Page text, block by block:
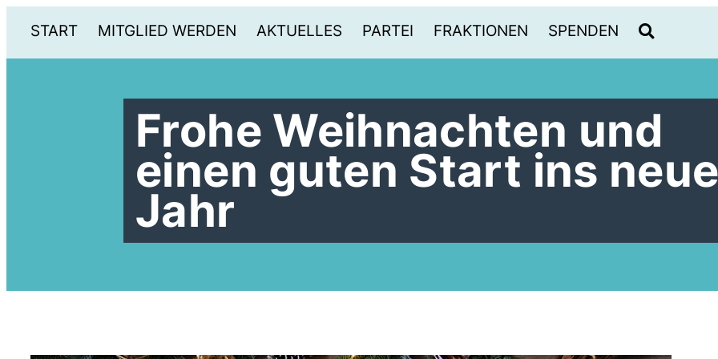
START MITGLIED WERDEN AKTUELLES PARTEI FRAKTIONEN SPENDEN
Frohe Weihnachten und
einen guten Start ins
Jahr